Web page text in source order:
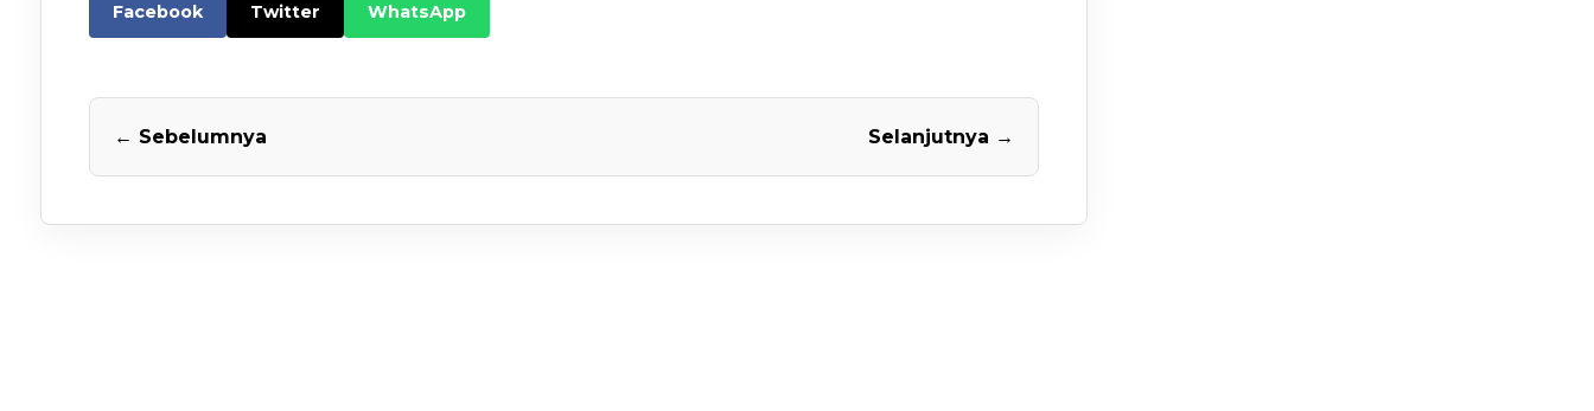
Facebook Twitter WhatsApp
← Sebelumnya Selanjutnya →